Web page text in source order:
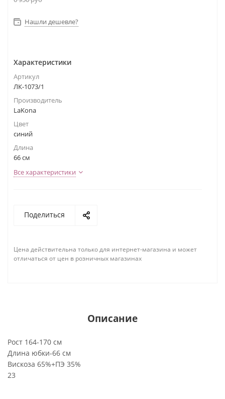
Нашли дешевле?
Характеристики
Артикул
ЛК-1073/1
Производитель
LaKona
Цвет
синий
Длина
66 см
Все характеристики
Поделиться
Цена действительна только для интернет-магазина и может
отличаться от цен в розничных магазинах
Описание
Рост 164-170 см
Длина юбки-66 см
Вискоза 65%+ПЭ 35%
23